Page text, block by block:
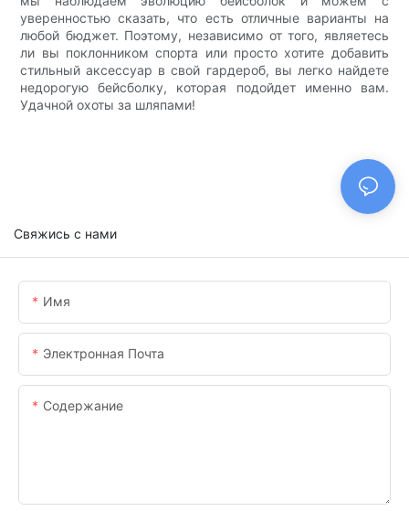
уверенностью сказать, что есть отличные варианты на
любой бюджет. Поэтому, независимо от того, являетесь
ли вы поклонником спорта или просто хотите добавить
стильный аксессуар в свой гардероб, вы легко найдете
недорогую бейсболку, которая подойдет именно вам.
Удачной охоты за шляпами!
Свяжись с нами
Имя
Электронная Почта
Содержание